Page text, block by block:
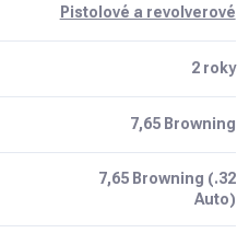
Pistolové a revolverové
2 roky
7,65 Browning
7,65 Browning (.32
Auto)